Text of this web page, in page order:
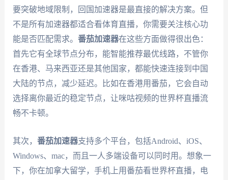
要突破地域限制，回国加速器是最直接的解决方案。但
不是所有加速器都适合看体育直播，你需要关注核心功
能是否匹配需求。 番茄加速器在这些方面做得很出色：
首先它有全球节点分布，能智能推荐最优线路，不管你
在香港、马来西亚还是其他国家，都能快速连接到中国
大陆的节点，减少延迟。比如在香港用番茄，它会自动
选择离你最近的稳定节点，让咪咕视频的世界杯直播流
畅不卡顿。
其次， 番茄加速器支持多个平台，包括Android、iOS、
Windows、mac，而且一人多端设备可以同时用。想象一
下，你在加拿大留学，手机上用番茄看世界杯直播，电